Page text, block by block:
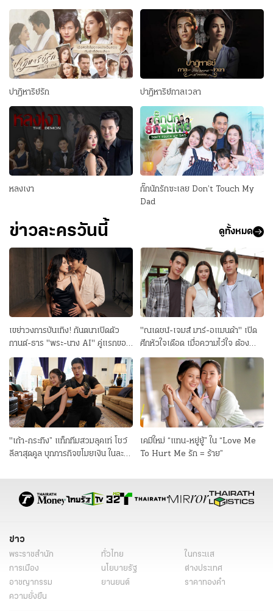
(สุประวัติ ปัทมสูต ) ชายชรา ผู้
เป็นเจ้าของบ้านปรากฎตัวขึ้น
ราวกับรอคอยการมาของเธอ เขา
พาแอนไปพบกับนาฬิกาตั้งพื้น
หลังใหญ่ที่ไม่มีเข็มนาฬิกา เขา
บอกเธอว่ามันคือตู้เก็บความลับ
ของคนจีนสมัยโบราณ ด้านบน
เขียนข้อความที่เป็นเรื่องลับเฉพาะ
และความลับนี้จะถูกเก็บไว้ในที่ๆ
ไม่มีใครรู้ แอนไม่เชื่อและเขียน
ข้อความส่งไปว่า เหลวไหล ทันใด
นั้น เกิดฝ
ค่อยๆ เล่นงานคนในครอบครัว
เริ่มจากแย่งคู่หมั้นของ หยาง
(ภัทร ฉัตรบริรักษ์) และพยายาม
ชินวินิจกุล) พระเอกสุดฮอตว่า
เป็น เกย์ พร้อมใส่ร้าย อาตง (บี๋ -
ธีรพงศ์ เหลียวรักวงศ์) ผู้เป็นพ่อ
เสียงของตระกูลย่ำแย่ ทำให้
บริษัท คอร์ดูล่าเจมส์ ตกมาอยู่ใน
มือ
มนสภรณ์) มุก (เดน่า ชนิษฎา)
และ โอปอล (ยูเค ณัฐธยาน์) มาก
ตั้งกฎเหล็กห้ามมีรักในวัยเรียน
เด็ดขาด ด้วยตัวเองเคยพลาดมี
ลูกก่อนเรียนจบเลยกลัวกรรม
ย้อนกลับมาเข้าตัว เมื่อลูกๆ ก็
ประกาศลั่นห้ามพ่อมีรักใหม่เด็ด
ขาด ติดแฮชแท็กให้พ่อว่า #คุณ
พ่อโสดห้ามจีบ ถ้าเห็นสาวไหน
เข้าหาจะโดนจัดการจนกระเจิงไป
ทุกราย แต่พอเพชรเจอ ลันตา
(โดนัท มนัสนันท์) สาวสวยมั่น
ที่มาเขย่าหัวใจ เพชรก็หวั่นไหว
คอยหลบๆ ซ่อนๆ ราวกับเป็นคู่รัก
ซุปตาร์ที่หนีปาปารัซซี เพราะลัน
ตาดันเป็นเจ้านายของเขา และยัง
เป็นที่หมายปองของ
หรูหรา ชีวิตเธอเหมือนจะมีความ
สุข แต่ไม่ใช่เลย เพราะการ
แต่งงานใหม่ทำให้พารินทร์กับคีติ
กาเกิดปมขัดแย้งกันรุนแรง โดยคี
ติกามองว่าพารินทร์เห็นแก่เงินจน
เสียใจ ดื่มเหล้าจนเกิดอุบัติเหตุ
เสียชีวิต ศิระ คนของ ตระกูลกู้กิจ
เจริญ นักธุรกิจวัยหนุ่มไฟแรง
มากไปด้วยความสามารถ ศิระ
เป็นคนซื่อตรง ไม่สนใจเรื่องรัก
ใคร่ เขาเป็นคนช่างสังเกต จมูกไว
รักความสะอาดมากและทำงาน
ทุกอย่างอย่างเป็นระบบ เขา
เกลียดคำโกหกหลอกลวงที่สุด
ก็ตามหากเขาได้ยินคำโกหก
ร่างกายจะตอบสนองโดยอัตโนมัติ
ทำให้ลูกน้องของเขาทุกคนล้วน
กลัวเขามาก ศาสะ ลูกชายคนรอง
ของตระกูลกู้กิจเจริญ วันๆ เอาแต่
เล่นไม่ทำงานทำการและเป็นแฟน
เก่าของคีติกาทั้งคู่เป็นแฟนกัน
ตั้งแต่สมัยอยู่เมืองนอกด้วยกัน
แม้ศาสะจะเกิดในตระกูลที่ร่ำรวย
มีคุณเปรม
ปาฏิหาริย์รัก ปาฏิหาริย์กาลเวลา
หลงเงา
กั๊กนักรักซะเลย Don’t Touch My
Dad
ข่าวละครวันนี้ ดูทั้งหมด
เขย่าวงการบันเทิง! กันตนาเปิดตัว
กานต์-ธาร "พระ-นาง AI" คู่แรกของ
ไทย ลุยซีรีส์แนวตั้ง
"ณเดชน์-เจมส์ มาร์-อแมนด้า" เปิด
ศึกหัวใจเดือด เมื่อความไว้ใจ ต้อง
แลกด้วยชีวิตในละคร “สองหัวใจ”
"เก้า-กระทิง” แท็กทีมสวมลุคเท่ โชว์
ลีลาสุดคูล บุกภารกิจขโมยเงิน ในละคร
เคมีใหม่ “แทน-หยู่ยู้” ใน “Love Me
To Hurt Me รัก = ร้าย”
ข่าว
พระราชสำนัก ทั่วไทย
ในกระแส
การเมือง
นโยบายรัฐ
ต่างประเทศ
อาชญากรรม
ยานยนต์
ราคาทองคำ
ความยั่งยืน